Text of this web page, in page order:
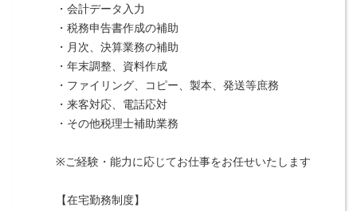
・会計データ入力
・税務申告書作成の補助
・月次、決算業務の補助
・年末調整、資料作成
・ファイリング、コピー、製本、発送等庶務
・来客対応、電話応対
・その他税理士補助業務
※ご経験・能力に応じてお仕事をお任せいたします
【在宅勤務制度】